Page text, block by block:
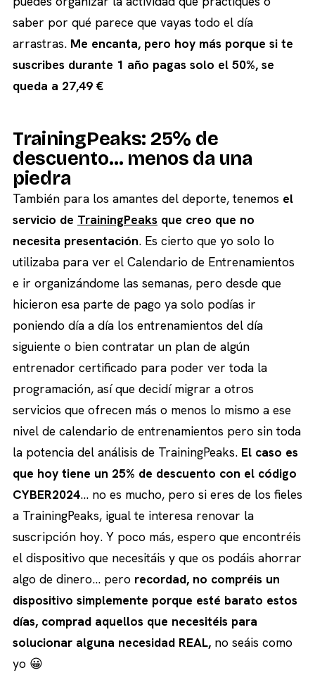
saber por qué parece que vayas todo el día
arrastras. Me encanta, pero hoy más porque si te
suscribes durante 1 año pagas solo el 50%, se
queda a 27,49 €
TrainingPeaks: 25% de
descuento… menos da una
piedra
También para los amantes del deporte, tenemos el
servicio de TrainingPeaks que creo que no
necesita presentación. Es cierto que yo solo lo
utilizaba para ver el Calendario de Entrenamientos
e ir organizándome las semanas, pero desde que
hicieron esa parte de pago ya solo podías ir
poniendo día a día los entrenamientos del día
siguiente o bien contratar un plan de algún
entrenador certificado para poder ver toda la
programación, así que decidí migrar a otros
servicios que ofrecen más o menos lo mismo a ese
nivel de calendario de entrenamientos pero sin toda
la potencia del análisis de TrainingPeaks. El caso es
que hoy tiene un 25% de descuento con el código
CYBER2024… no es mucho, pero si eres de los fieles
a TrainingPeaks, igual te interesa renovar la
suscripción hoy. Y poco más, espero que encontréis
el dispositivo que necesitáis y que os podáis ahorrar
algo de dinero… pero recordad, no compréis un
dispositivo simplemente porque esté barato estos
días, comprad aquellos que necesitéis para
solucionar alguna necesidad REAL, no seáis como
yo 😀